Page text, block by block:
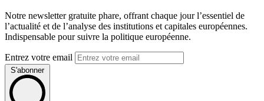
Notre newsletter gratuite phare, offrant chaque jour l’essentiel de
l’actualité et de l’analyse des institutions et capitales européennes.
Indispensable pour suivre la politique européenne.
Entrez votre email
S'abonner